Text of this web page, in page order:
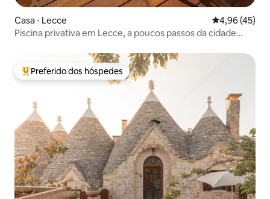
Casa ⋅ Lecce 4,96 de uma
4,96 (45)
Piscina privativa em Lecce, a poucos passos da cidade
Entre os melhores preferidos dos hóspedes
Preferido dos hóspedes